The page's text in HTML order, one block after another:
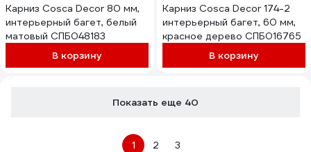
Карниз Cosca Decor 80 мм,
интерьерный багет, белый
матовый СПБ048183
В корзину
Карниз Cosca Decor 174-2
интерьерный багет, 60 мм,
красное дерево СПБ016765
В корзину
Показать еще 40
1 2 3